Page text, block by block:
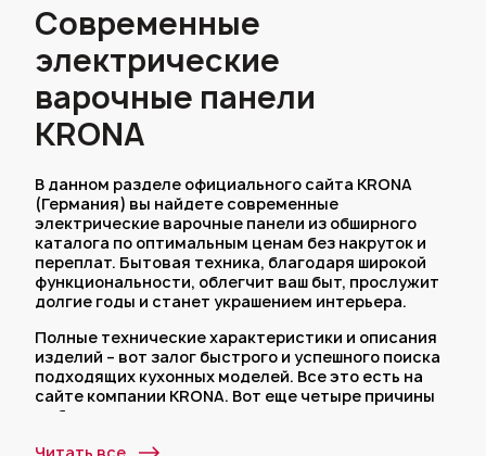
Современные
электрические
варочные панели
KRONA
В данном разделе официального сайта KRONA
(Германия) вы найдете современные
электрические варочные панели из обширного
каталога по оптимальным ценам без накруток и
переплат. Бытовая техника, благодаря широкой
функциональности, облегчит ваш быт, прослужит
долгие годы и станет украшением интерьера.
Полные технические характеристики и описания
изделий – вот залог быстрого и успешного поиска
подходящих кухонных моделей. Все это есть на
сайте компании KRONA. Вот еще четыре причины
выбрать нас:
Мы даем 5 лет гарантии на немецкие
Читать все